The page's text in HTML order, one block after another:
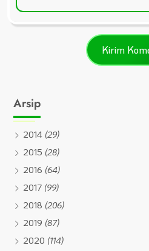
Arsip
2014 (29)
2015 (28)
2016 (64)
2017 (99)
2018 (206)
2019 (87)
2020 (114)